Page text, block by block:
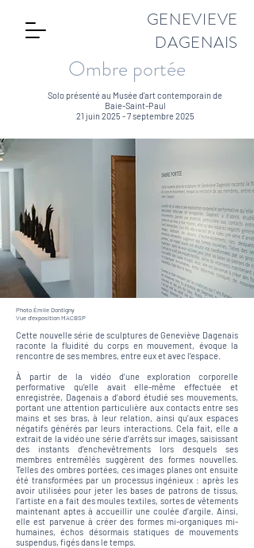
GENEVIEVE
DAGENAIS
Ombre portée
Solo présenté au Musée d'art contemporain de
Baie-Saint-Paul
21 juin 2025 - 7 septembre 2025
Photo Émile Dontigny
Vue d'exposition MACBSP
Cette nouvelle série de sculptures de Geneviève Dagenais
raconte la fluidité du corps en mouvement, évoque la
rencontre de ses membres, entre eux et avec l’espace.
À partir de la vidéo d’une exploration corporelle
performative qu’elle avait elle-même effectuée et
enregistrée, Dagenais a d’abord étudié ses mouvements,
portant une attention particulière aux contacts entre ses
mains et ses bras, à leur relation, ainsi qu’aux espaces
négatifs générés par leurs interactions. Cela fait, elle a
extrait de la vidéo une série d’arrêts sur images, saisissant
des instants d’enchevêtrements lors desquels ses
membres entremêlés suggèrent des formes nouvelles.
Telles des ombres portées, ces images planes ont ensuite
été transformées par un processus ingénieux : après les
avoir utilisées pour jeter les bases de patrons de tissus,
l’artiste en a fait des moules textiles, sortes de vêtements
maintenant aptes à accueillir une coulée d’argile. Ainsi,
elle est parvenue à créer des formes mi-organiques mi-
humaines, échos désormais statiques de mouvements
suspendus, figés dans le temps.